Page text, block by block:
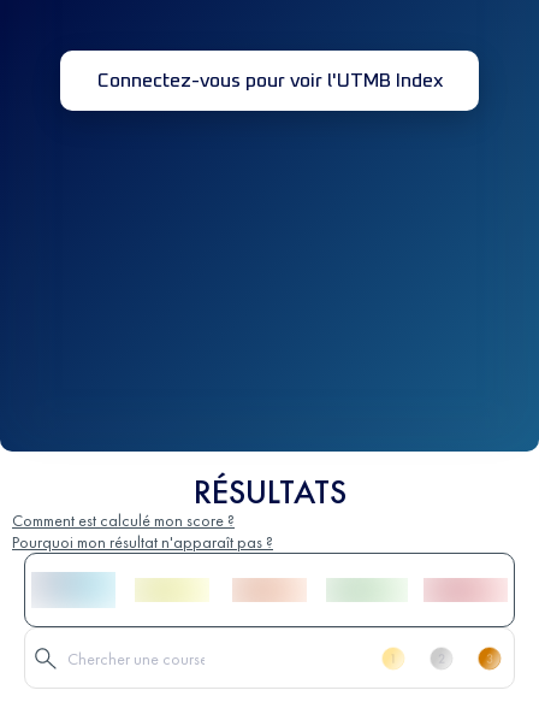
Connectez-vous pour voir l'UTMB Index
RÉSULTATS
Comment est calculé mon score ?
Pourquoi mon résultat n'apparaît pas ?